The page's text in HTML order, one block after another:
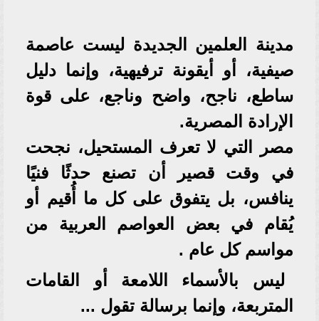
مدينة العلمين الجديدة ليست عاصمة
صيفية، أو أيقونة ترفيهية، وإنما دليل
ساطع، ناجح، واضح وناجع، على قوة
الإرادة المصرية.
مصر التي لا تعرف المستحيل، نجحت
في وقت قصير أن تصنع حدثًا فنيًا
ينافس، بل يتفوق على كل ما أُقيم أو
يُقام في بعض العواصم العربية من
مواسم كل عام .
ليس بالأسماء اللامعة أو القامات
المتربعة، وإنما برسالة تقول ...